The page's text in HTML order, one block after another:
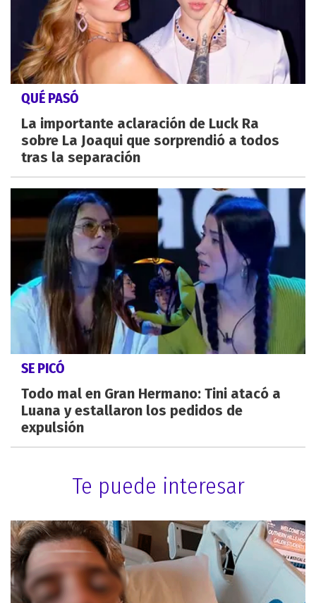
QUÉ PASÓ
La importante aclaración de Luck Ra
sobre La Joaqui que sorprendió a todos
tras la separación
SE PICÓ
Todo mal en Gran Hermano: Tini atacó a
Luana y estallaron los pedidos de
expulsión
Te puede interesar